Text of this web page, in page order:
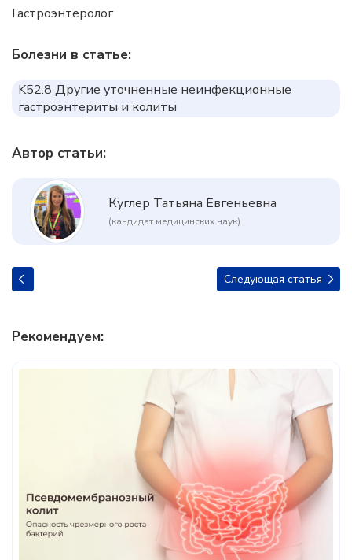
Гастроэнтеролог
Болезни в статье:
K52.8 Другие уточненные неинфекционные
гастроэнтериты и колиты
Автор статьи:
Куглер Татьяна Евгеньевна
(кандидат медицинских наук)
Следующая статья
Рекомендуем: